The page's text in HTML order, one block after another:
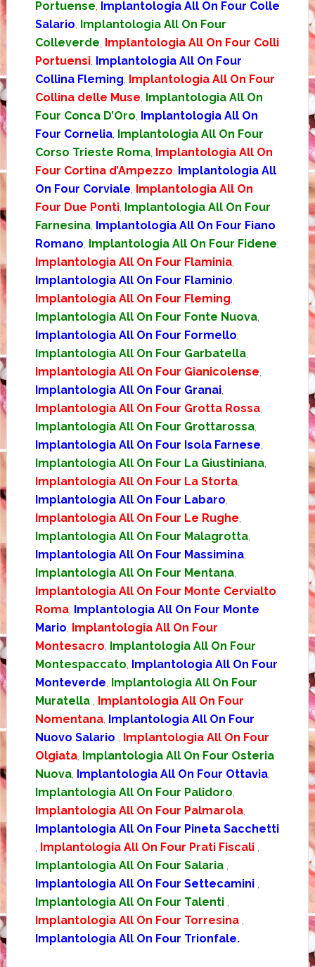
Portuense Implantologia All On Four Colle
Salario Implantologia All On Four
Colleverde Implantologia All On Four Colli
Portuensi, Implantologia All On Four
Collina Fleming Implantologia All On Four
Collina delle Muse Implantologia All On
Four Conca D’Oro Implantologia All On
Four Cornelia, Implantologia All On Four
Corso Trieste Roma, Implantologia All On
Four Cortina d’Ampezzo Implantologia All
On Four Corviale Implantologia All On
Four Due Ponti, Implantologia All On Four
Farnesina, Implantologia All On Four Fiano
Romano Implantologia All On Four Fidene
Implantologia All On Four Flaminia,
Implantologia All On Four Flaminio
Implantologia All On Four Fleming
Implantologia All On Four Fonte Nuova,
Implantologia All On Four Formello
Implantologia All On Four Garbatella,
Implantologia All On Four Gianicolense
Implantologia All On Four Granai,
Implantologia All On Four Grotta Rossa,
Implantologia All On Four Grottarossa,
Implantologia All On Four Isola Farnese
Implantologia All On Four La Giustiniana,
Implantologia All On Four La Storta,
Implantologia All On Four Labaro
Implantologia All On Four Le Rughe
Implantologia All On Four Malagrotta,
Implantologia All On Four Massimina,
Implantologia All On Four Mentana,
Implantologia All On Four Monte Cervialto
Roma, Implantologia All On Four Monte
Mario Implantologia All On Four
Montesacro Implantologia All On Four
Montespaccato Implantologia All On Four
Monteverde Implantologia All On Four
Muratella
Implantologia All On Four
Nomentana, Implantologia All On Four
Nuovo Salario
Implantologia All On Four
Olgiata, Implantologia All On Four Osteria
Nuova, Implantologia All On Four Ottavia,
Implantologia All On Four Palidoro
Implantologia All On Four Palmarola,
Implantologia All On Four Pineta Sacchetti
Implantologia All On Four Prati Fiscali
Implantologia All On Four Salaria
Implantologia All On Four Settecamini
Implantologia All On Four Talenti
Implantologia All On Four Torresina
Implantologia All On Four Trionfale.